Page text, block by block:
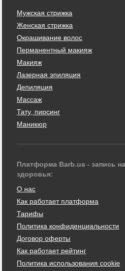
Мужская стрижка
Женская стрижка
Окрашивание волос
Перманентный макияж
Макияж
Лазерная эпиляция
Депиляция
Массаж
Тату, пирсинг
Маникюр
Платформа Barb.ua - запись
здоровья:
О нас
Как работает платформа
Тарифы
Политика конфиденциальности
Договор оферты
Как работает рейтинг
Политика использования cookie